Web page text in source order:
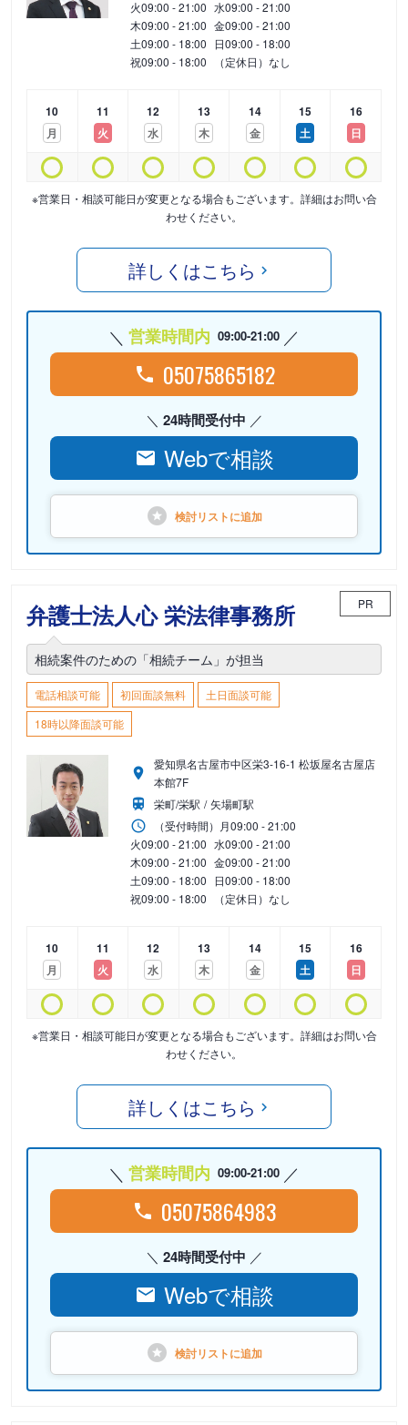
火09:00 - 21:00 水09:00 - 21:00
木09:00 - 21:00 金09:00 - 21:00
土09:00 - 18:00 日09:00 - 18:00
祝09:00 - 18:00 （定休日）なし
10
月
11
火
12
水
13
木
14
金
15
土
16
日
※営業日・相談可能日が変更となる場合もございます。詳細はお問い合
わせください。
詳しくはこちら
営業時間内 09:00-21:00
05075865182
24時間受付中
Webで相談
検討リストに追加
弁護士法人心 栄法律事務所 PR
相続案件のための「相続チーム」が担当
電話相談可能 初回面談無料
土日面談可能
18時以降面談可能
愛知県名古屋市中区栄3-16-1 松坂屋名古屋店
本館7F
栄町/栄駅
矢場町駅
（受付時間） 月09:00 - 21:00
火09:00 - 21:00 水09:00 - 21:00
木09:00 - 21:00 金09:00 - 21:00
土09:00 - 18:00 日09:00 - 18:00
祝09:00 - 18:00 （定休日）なし
10
月
11
火
12
水
13
木
14
金
15
土
16
日
※営業日・相談可能日が変更となる場合もございます。詳細はお問い合
わせください。
詳しくはこちら
営業時間内 09:00-21:00
05075864983
24時間受付中
Webで相談
検討リストに追加